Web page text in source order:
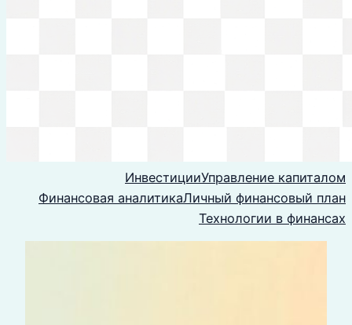
ИнвестицииУправление капиталом
Финансовая аналитикаЛичный финансовый план
Технологии в финансах